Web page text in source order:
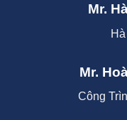
Mr.
Mr.
Công